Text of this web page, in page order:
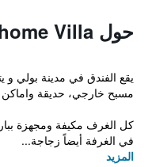
حول Pinehome Villa
يقع الفندق في مدينة بولي و
مسبح خارجي، حديقة واماكن
كل الغرف مكيفة ومجهزة
في الغرفة أيضاً زجاجة...
المزيد